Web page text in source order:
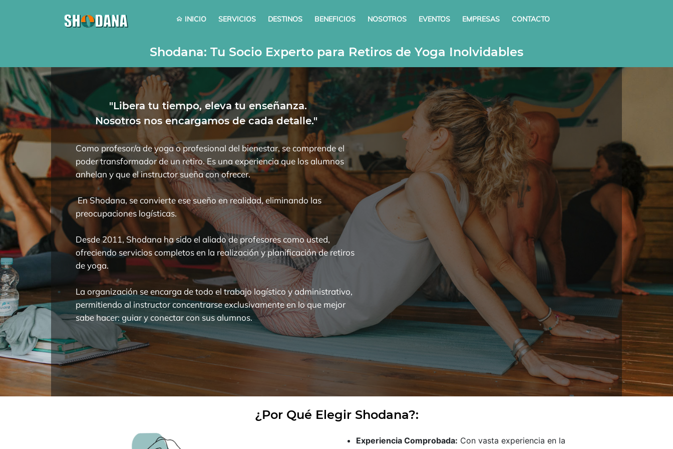
INICIO SERVICIOS DESTINOS BENEFICIOS NOSOTROS EVENTOS EMPRESAS CONTACTO
Shodana: Tu Socio Experto para Retiros de Yoga Inolvidables
"Libera tu tiempo, eleva tu enseñanza.
Nosotros nos encargamos de cada detalle."
Como profesor/a de yoga o profesional del bienestar, se comprende el
poder transformador de un retiro. Es una experiencia que los alumnos
anhelan y que el instructor sueña con ofrecer.
En Shodana, se convierte ese sueño en realidad, eliminando las
preocupaciones logísticas.
Desde 2011, Shodana ha sido el aliado de profesores como usted,
ofreciendo servicios completos en la realización y planificación de retiros
de yoga.
La organización se encarga de todo el trabajo logístico y administrativo,
permitiendo al instructor concentrarse exclusivamente en lo que mejor
sabe hacer: guiar y conectar con sus alumnos.
¿Por Qué Elegir Shodana?:
Experiencia Comprobada: Con vasta experiencia en la